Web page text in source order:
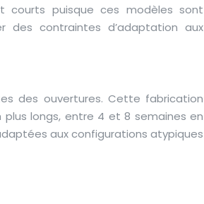
courts puisque ces modèles sont
des contraintes d’adaptation aux
des ouvertures. Cette fabrication
longs, entre 4 et 8 semaines en
aux configurations atypiques